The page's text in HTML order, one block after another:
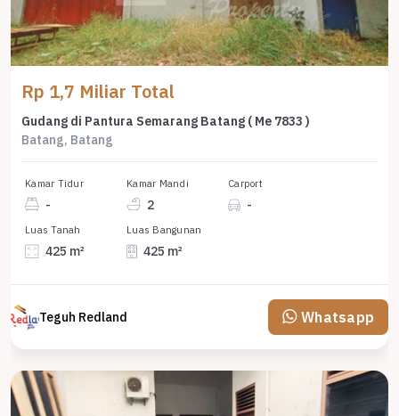
Rp 1,7 Miliar Total
Gudang di Pantura Semarang Batang ( Me 7833 )
Batang, Batang
Kamar Tidur
-
Kamar Mandi
2
Carport
-
Luas Tanah
425 m²
Luas Bangunan
425 m²
Teguh Redland Whatsapp